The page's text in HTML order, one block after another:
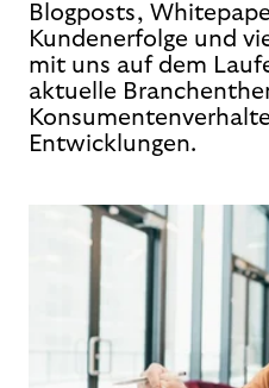
Blogposts,
Kundenerfolge und
mit uns auf dem
aktuelle
Entwicklungen.